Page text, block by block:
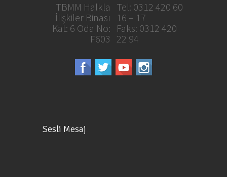
Tel: 0312 420 60
16 – 17
Faks: 0312 420
22 94
TBMM Halkla
İlişkiler Binası
Kat: 6 Oda No:
F603
Sesli Mesaj